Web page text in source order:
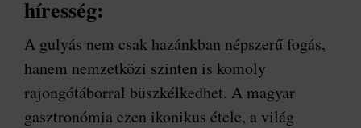
híresség:
A gulyás nem csak hazánkban népszerű fogás,
hanem nemzetközi szinten is komoly
rajongótáborral büszkélkedhet. A magyar
gasztronómia ezen ikonikus étele, a világ